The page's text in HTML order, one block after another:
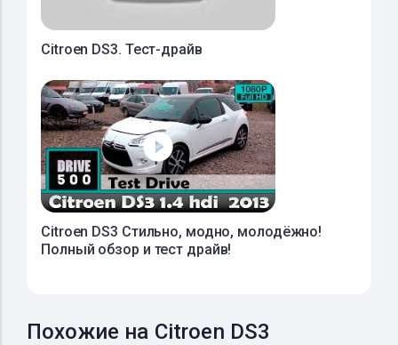
Citroen DS3. Тест-драйв
Citroen DS3 Стильно, модно, молодёжно!
Полный обзор и тест драйв!
Похожие на Citroen DS3